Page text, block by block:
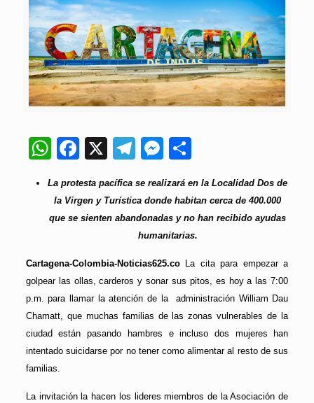
WhatsApp
Facebook
X Telegram
Messenger
La protesta pacífica se realizará en la Localidad Dos de
la Virgen y Turística donde habitan cerca de 400.000
que se sienten abandonadas y no han recibido ayudas
humanitarias.
Cartagena-Colombia-Noticias625.coLa cita para empezar a
golpear las ollas, carderos y sonar sus pitos, es hoy a las 7:00
p.m. para llamar la atención de la administración William Dau
Chamatt, que muchas familias de las zonas vulnerables de la
ciudad están pasando hambres e incluso dos mujeres han
intentado suicidarse por no tener como alimentar al resto de sus
familias.
La invitación la hacen los lideres miembros de la Asociación de